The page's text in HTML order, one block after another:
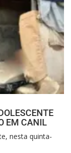
EM CANIL
nesta quinta-